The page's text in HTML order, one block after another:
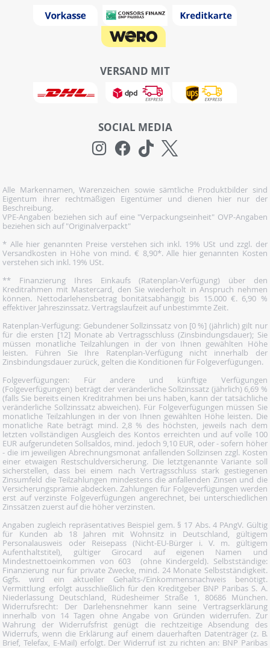
VERSAND MIT
SOCIAL MEDIA
Alle Markennamen, Warenzeichen sowie sämtliche Produktbilder sind
Eigentum ihrer rechtmäßigen Eigentümer und dienen hier nur der
Beschreibung.
VPE-Angaben beziehen sich auf eine "Verpackungseinheit" OVP-Angaben
beziehen sich auf "Originalverpackt"
* Alle hier genannten Preise verstehen sich inkl. 19% USt und zzgl. der
Versandkosten in Höhe von mind. € 8,90*. Alle hier genannten Kosten
verstehen sich inkl. 19% USt.
** Finanzierung Ihres Einkaufs (Ratenplan-Verfügung) über den
Kreditrahmen mit Mastercard, den Sie wiederholt in Anspruch nehmen
können. Nettodarlehensbetrag bonitätsabhängig bis 15.000 €. 6,90 %
effektiver Jahreszinssatz. Vertragslaufzeit auf unbestimmte Zeit.
Ratenplan-Verfügung: Gebundener Sollzinssatz von [0 %] (jährlich) gilt nur
für die ersten [12] Monate ab Vertragsschluss (Zinsbindungsdauer); Sie
müssen monatliche Teilzahlungen in der von Ihnen gewählten Höhe
leisten. Führen Sie Ihre Ratenplan-Verfügung nicht innerhalb der
Zinsbindungsdauer zurück, gelten die Konditionen für Folgeverfügungen.
Folgeverfügungen: Für andere und künftige Verfügungen
(Folgeverfügungen) beträgt der veränderliche Sollzinssatz (jährlich) 6,69 %
(falls Sie bereits einen Kreditrahmen bei uns haben, kann der tatsächliche
veränderliche Sollzinssatz abweichen). Für Folgeverfügungen müssen Sie
monatliche Teilzahlungen in der von Ihnen gewählten Höhe leisten. Die
monatliche Rate beträgt mind. 2,8 % des höchsten, jeweils nach dem
letzten vollständigen Ausgleich des Kontos erreichten und auf volle 100
EUR aufgerundeten Sollsaldos, mind. jedoch 9,10 EUR, oder - sofern höher
- die im jeweiligen Abrechnungsmonat anfallenden Sollzinsen zzgl. Kosten
einer etwaigen Restschuldversicherung. Die letztgenannte Variante soll
sicherstellen, dass bei einem nach Vertragsschluss stark gestiegenen
Zinsumfeld die Teilzahlungen mindestens die anfallenden Zinsen und die
Versicherungsprämie abdecken. Zahlungen für Folgeverfügungen werden
erst auf verzinste Folgeverfügungen angerechnet, bei unterschiedlichen
Zinssätzen zuerst auf die höher verzinsten.
Angaben zugleich repräsentatives Beispiel gem. § 17 Abs. 4 PAngV. Gültig
für Kunden ab 18 Jahren mit Wohnsitz in Deutschland, gültigem
Personalausweis oder Reisepass (Nicht-EU-Bürger i. V. m. gültigem
Aufenthaltstitel), gültiger Girocard auf eigenen Namen und
Mindestnettoeinkommen von 603  (ohne Kindergeld). Selbstständige:
Finanzierung nur für private Zwecke, mind. 24 Monate Selbstständigkeit.
Ggfs. wird ein aktueller Gehalts-/Einkommensnachweis benötigt.
Vermittlung erfolgt ausschließlich für den Kreditgeber BNP Paribas S. A.
Niederlassung Deutschland, Rüdesheimer Straße 1, 80686 München.
Widerrufsrecht: Der Darlehensnehmer kann seine Vertragserklärung
innerhalb von 14 Tagen ohne Angabe von Gründen widerrufen. Zur
Wahrung der Widerrufsfrist genügt die rechtzeitige Absendung des
Widerrufs, wenn die Erklärung auf einem dauerhaften Datenträger (z. B.
Brief, Telefax, E-Mail) erfolgt. Der Widerruf ist zu richten an: BNP Paribas